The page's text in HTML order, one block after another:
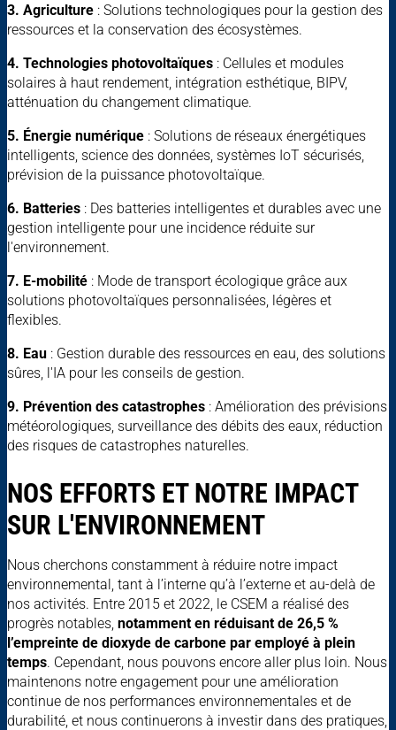
3. Agriculture : Solutions technologiques pour la gestion des
ressources et la conservation des écosystèmes.
4. Technologies photovoltaïques : Cellules et modules
solaires à haut rendement, intégration esthétique, BIPV,
atténuation du changement climatique.
5. Énergie numérique : Solutions de réseaux énergétiques
intelligents, science des données, systèmes IoT sécurisés,
prévision de la puissance photovoltaïque.
6. Batteries : Des batteries intelligentes et durables avec une
gestion intelligente pour une incidence réduite sur
l'environnement.
7. E-mobilité : Mode de transport écologique grâce aux
solutions photovoltaïques personnalisées, légères et
flexibles.
8. Eau : Gestion durable des ressources en eau, des solutions
sûres, l'IA pour les conseils de gestion.
9. Prévention des catastrophes : Amélioration des prévisions
météorologiques, surveillance des débits des eaux, réduction
des risques de catastrophes naturelles.
NOS EFFORTS ET NOTRE IMPACT
SUR L'ENVIRONNEMENT
Nous cherchons constamment à réduire notre impact
environnemental, tant à l’interne qu’à l’externe et au-delà de
nos activités. Entre 2015 et 2022, le CSEM a réalisé des
progrès notables, notamment en réduisant de 26,5 %
l’empreinte de dioxyde de carbone par employé à plein
temps. Cependant, nous pouvons encore aller plus loin. Nous
maintenons notre engagement pour une amélioration
continue de nos performances environnementales et de
durabilité, et nous continuerons à investir dans des pratiques,